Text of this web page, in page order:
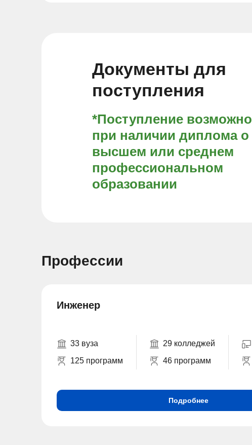
Документы для
поступления
*Поступление возможно
при наличии диплома о
высшем или среднем
профессиональном
образовании
Профессии
Инженер
33 вуза
125 программ
29 колледжей
46 программ
Подробнее